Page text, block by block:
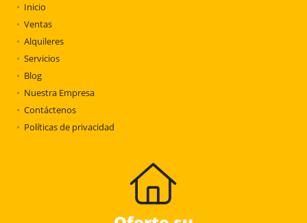
Inicio
Ventas
Alquileres
Servicios
Blog
Nuestra Empresa
Contáctenos
Políticas de privacidad